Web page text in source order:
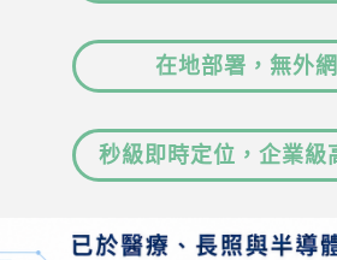
中文
在地部署，無外
秒級即時定位，企業級